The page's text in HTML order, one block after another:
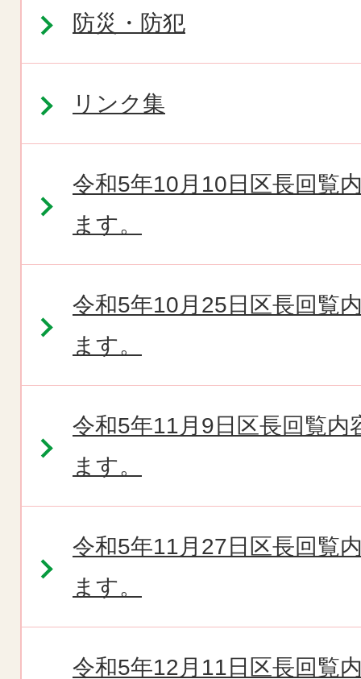
防災・防犯
リンク集
令和5年10月10日区長回覧
ます。
令和5年10月25日区長回覧
ます。
令和5年11月9日区長回覧
ます。
令和5年11月27日区長回覧
ます。
令和5年12月11日区長回覧